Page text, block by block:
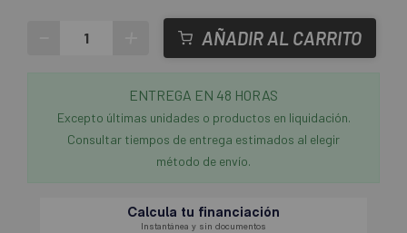
AÑADIR AL CARRITO
ENTREGA EN 48 HORAS
Excepto últimas unidades o productos en liquidación.
Consultar tiempos de entrega estimados al elegir
método de envío.